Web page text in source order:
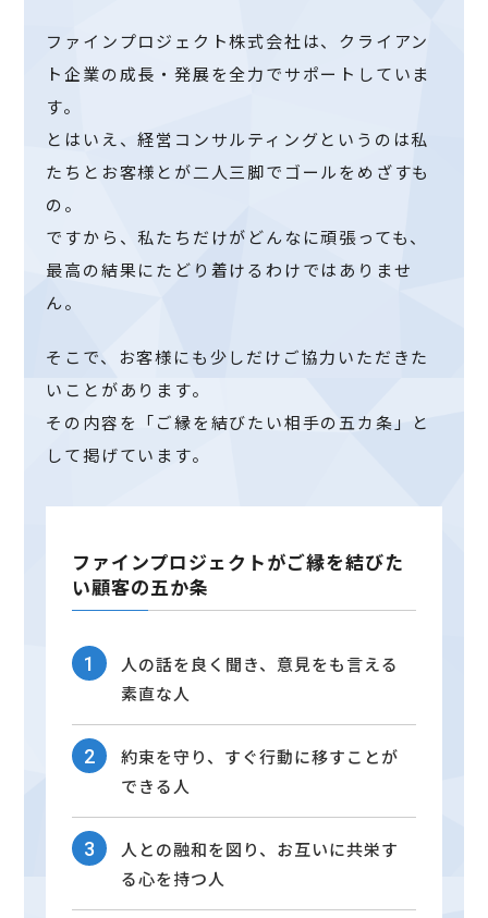
ファインプロジェクト株式会社は、クライアン
ト企業の成長・発展を全力でサポートしていま
す。
とはいえ、経営コンサルティングというのは私
たちとお客様とが二人三脚でゴールをめざすも
の。
ですから、私たちだけがどんなに頑張っても、
最高の結果にたどり着けるわけではありませ
ん。
そこで、お客様にも少しだけご協力いただきた
いことがあります。
その内容を「ご縁を結びたい相手の五カ条」と
して掲げています。
ファインプロジェクトがご縁を結びた
い顧客の五か条
人の話を良く聞き、意見をも言える
素直な人
約束を守り、すぐ行動に移すことが
できる人
人との融和を図り、お互いに共栄す
る心を持つ人